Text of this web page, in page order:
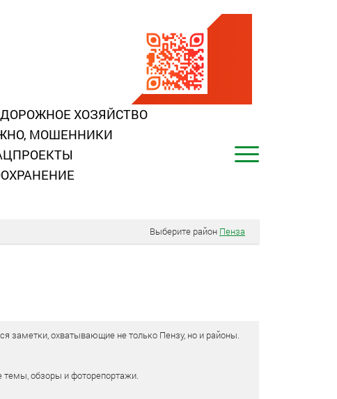
ДОРОЖНОЕ ХОЗЯЙСТВО
МОШЕННИКИ
Выберите район Пенза
заметки, охватывающие не только Пензу, но и районы.
темы, обзоры и фоторепортажи.